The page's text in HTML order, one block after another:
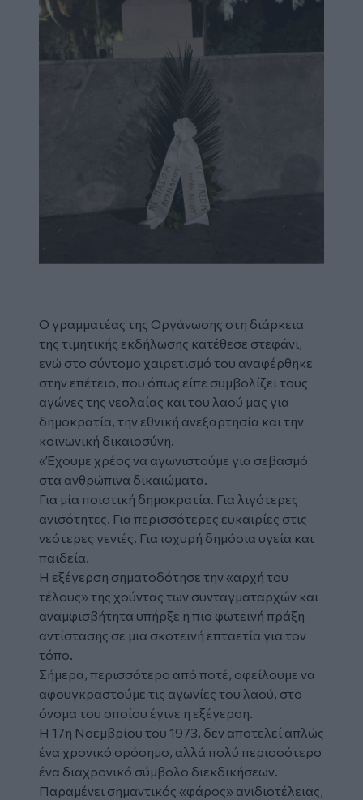
Ο γραμματέας της Οργάνωσης στη διάρκεια
της τιμητικής εκδήλωσης κατέθεσε στεφάνι,
ενώ στο σύντομο χαιρετισμό του αναφέρθηκε
στην επέτειο, που όπως είπε συμβολίζει τους
αγώνες της νεολαίας και του λαού μας για
δημοκρατία, την εθνική ανεξαρτησία και την
κοινωνική δικαιοσύνη.
«Έχουμε χρέος να αγωνιστούμε για σεβασμό
στα ανθρώπινα δικαιώματα.
Για μία ποιοτική δημοκρατία. Για λιγότερες
ανισότητες. Για περισσότερες ευκαιρίες στις
νεότερες γενιές. Για ισχυρή δημόσια υγεία και
παιδεία.
Η εξέγερση σηματοδότησε την «αρχή του
τέλους» της χούντας των συνταγματαρχών και
αναμφισβήτητα υπήρξε η πιο φωτεινή πράξη
αντίστασης σε μια σκοτεινή επταετία για τον
τόπο.
Σήμερα, περισσότερο από ποτέ, οφείλουμε να
αφουγκραστούμε τις αγωνίες του λαού, στο
όνομα του οποίου έγινε η εξέγερση.
Η 17η Νοεμβρίου του 1973, δεν αποτελεί απλώς
ένα χρονικό ορόσημο, αλλά πολύ περισσότερο
ένα διαχρονικό σύμβολο διεκδικήσεων.
Παραμένει σημαντικός «φάρος» ανιδιοτέλειας,